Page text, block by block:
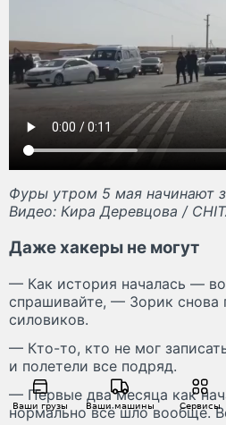
Ваши грузы Ваши машины Сервисы
Фуры утром 5 мая начинают
Видео: Кира Деревцова /
Даже хакеры не могут
— Как история началась —
спрашивайте, — Зорик снова
силовиков.
— Кто-то, кто не мог
и полетели все подряд.
— Первые два месяца как
нормально всё шло вообще.